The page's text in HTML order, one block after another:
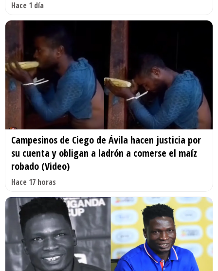
Hace 1 día
Campesinos de Ciego de Ávila hacen justicia por
su cuenta y obligan a ladrón a comerse el maíz
robado (Video)
Hace 17 horas